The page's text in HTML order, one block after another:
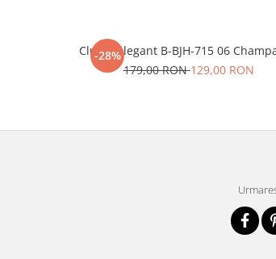
-28%
Clutch elegant B-BJH-715 06
179,00 RON129,00 RON